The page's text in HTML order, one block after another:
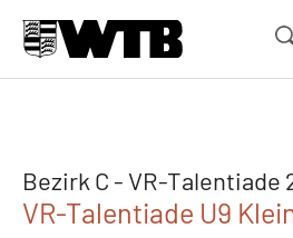
Bezirk C - VR-Talentiade
VR-Talentiade U9